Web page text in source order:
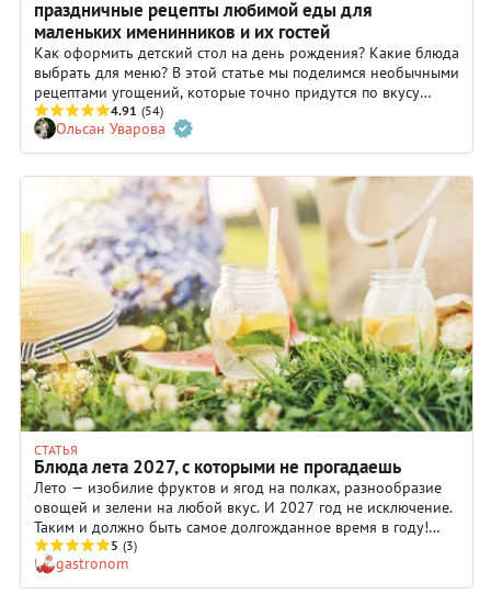
праздничные рецепты любимой еды для
маленьких именинников и их гостей
Как оформить детский стол на день рождения? Какие блюда
выбрать для меню? В этой статье мы поделимся необычными
рецептами угощений, которые точно придутся по вкусу
самым требовательным гостям — детям. Еда будет знакомой,
но по-настоящему праздничной.
4.91 (54)
Ольсан Уварова
СТАТЬЯ
Блюда лета 2027, с которыми не прогадаешь
Лето — изобилие фруктов и ягод на полках, разнообразие
овощей и зелени на любой вкус. И 2027 год не исключение.
Таким и должно быть самое долгожданное время в году!
Провести его всегда хочется активно, по-отпускному
радостно и вкусно. Мы собрали для вас кулинарные идеи, с
которыми это точно удастся.
5 (3)
gastronom